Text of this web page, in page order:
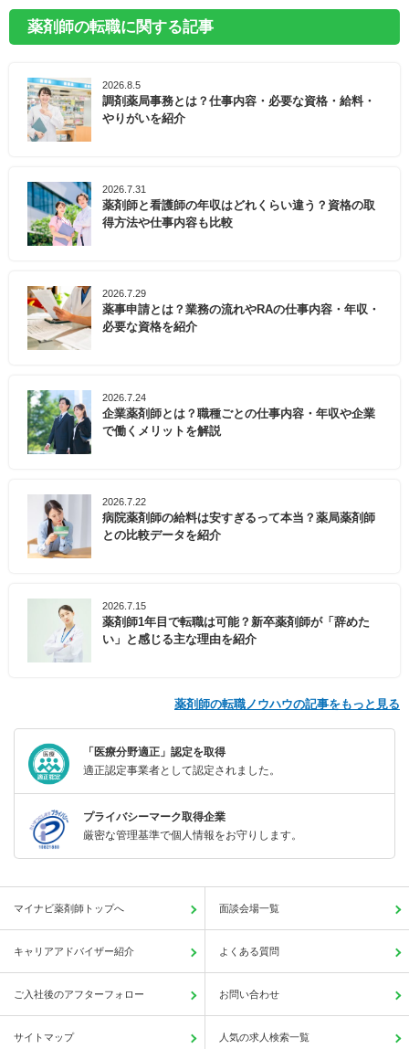
薬剤師の転職に関する記事
2026.8.5
調剤薬局事務とは？仕事内容・必要な資格・給料・
やりがいを紹介
2026.7.31
薬剤師と看護師の年収はどれくらい違う？資格の取
得方法や仕事内容も比較
2026.7.29
薬事申請とは？業務の流れやRAの仕事内容・年収・
必要な資格を紹介
2026.7.24
企業薬剤師とは？職種ごとの仕事内容・年収や企業
で働くメリットを解説
2026.7.22
病院薬剤師の給料は安すぎるって本当？薬局薬剤師
との比較データを紹介
2026.7.15
薬剤師1年目で転職は可能？新卒薬剤師が「辞めた
い」と感じる主な理由を紹介
薬剤師の転職ノウハウの記事をもっと見る
「医療分野適正」認定を取得
適正認定事業者として認定されました。
プライバシーマーク取得企業
厳密な管理基準で個人情報をお守りします。
マイナビ薬剤師トップへ 面談会場一覧
キャリアアドバイザー紹介 よくある質問
ご入社後のアフターフォロー お問い合わせ
サイトマップ 人気の求人検索一覧